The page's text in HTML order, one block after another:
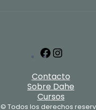
Facebook
Contacto
Sobre Dahe
Cursos
© Todos los derechos